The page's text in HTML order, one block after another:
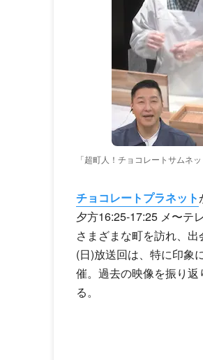
「超町人！チョコレートサムネ
チョコレートプラネット
夕方16:25-17:25 メ〜テ
さまざまな町を訪れ、
(日)放送回は、特に印象
催。過去の映像を振り
る。